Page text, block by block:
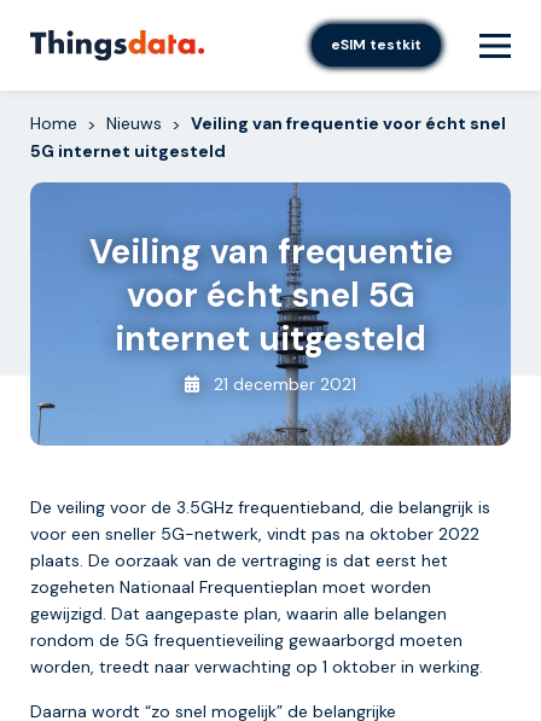
eSIM testkit
Home > Nieuws > Veiling van frequentie voor écht snel
5G internet uitgesteld
Veiling van frequentie
voor écht snel 5G
internet uitgesteld
21 december 2021
De veiling voor de 3.5GHz frequentieband, die belangrijk is
voor een sneller 5G-netwerk, vindt pas na oktober 2022
plaats. De oorzaak van de vertraging is dat eerst het
zogeheten Nationaal Frequentieplan moet worden
gewijzigd. Dat aangepaste plan, waarin alle belangen
rondom de 5G frequentieveiling gewaarborgd moeten
worden, treedt naar verwachting op 1 oktober in werking.
Daarna wordt “zo snel mogelijk” de belangrijke